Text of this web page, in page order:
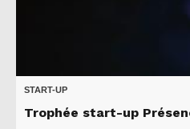
START-UP
Trophée start-up